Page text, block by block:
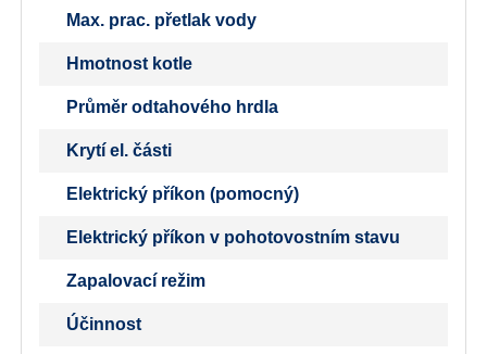
Max. prac. přetlak vody
Hmotnost kotle
Průměr odtahového hrdla
Krytí el. části
Elektrický příkon (pomocný)
Elektrický příkon v pohotovostním stavu
Zapalovací režim
Účinnost